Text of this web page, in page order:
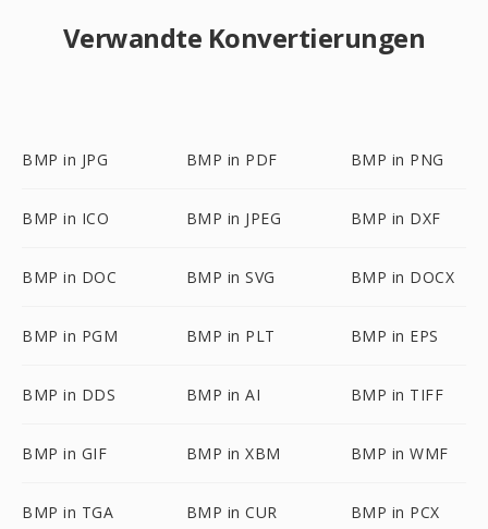
Verwandte Konvertierungen
BMP in JPG BMP in PDF BMP in PNG
BMP in ICO BMP in JPEG BMP in DXF
BMP in DOC BMP in SVG BMP in DOCX
BMP in PGM BMP in PLT BMP in EPS
BMP in DDS BMP in AI BMP in TIFF
BMP in GIF BMP in XBM BMP in WMF
BMP in TGA BMP in CUR BMP in PCX